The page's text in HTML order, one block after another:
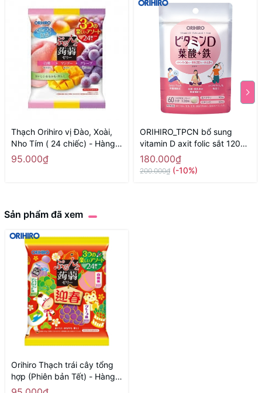
Thạch Orihiro vị Đào, Xoài,
Nho Tím ( 24 chiếc) - Hàng
Nhật nội địa
95.000₫
ORIHIRO_TPCN bổ sung
vitamin D axit folic sắt 120
viên - Hàng Nhật nội địa
180.000₫
200.000₫ (-10%)
Sản phẩm đã xem
Orihiro Thạch trái cây tổng
hợp (Phiên bản Tết) - Hàng
Nhật nội địa